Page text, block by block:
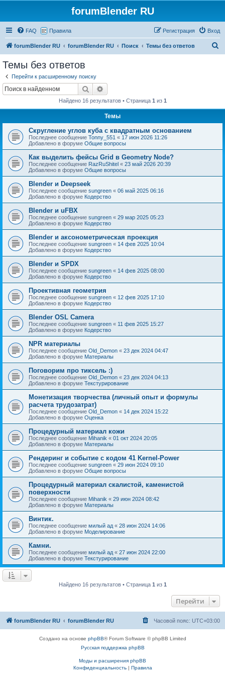
forumBlender RU
FAQ Правила Вход
Регистрация
forumBlender RU forumBlender RU Поиск Темы без ответов
Темы без ответов
Перейти к расширенному поиску
Поиск
Найдено 16 результатов • Страница 1 из 1
Темы
Скругление углов куба с квадратным основанием
Последнее сообщение Tonny_551 « 17 июн 2026 11:26
Добавлено в форуме Общие вопросы
Как выделить фейсы Grid в Geometry Node?
Последнее сообщение RazRuShitel « 23 май 2026 20:39
Добавлено в форуме Общие вопросы
Blender и Deepseek
Последнее сообщение sungreen « 06 май 2025 06:16
Добавлено в форуме Кодерство
Blender и uFBX
Последнее сообщение sungreen « 29 мар 2025 05:23
Добавлено в форуме Кодерство
Blender и аксонометрическая проекция
Последнее сообщение sungreen « 14 фев 2025 10:04
Добавлено в форуме Кодерство
Blender и SPDX
Последнее сообщение sungreen « 14 фев 2025 08:00
Добавлено в форуме Кодерство
Проективная геометрия
Последнее сообщение sungreen « 12 фев 2025 17:10
Добавлено в форуме Кодерство
Blender OSL Camera
Последнее сообщение sungreen « 11 фев 2025 15:27
Добавлено в форуме Кодерство
NPR материалы
Последнее сообщение Old_Demon « 23 дек 2024 04:47
Добавлено в форуме Материалы
Поговорим про тиксель :)
Последнее сообщение Old_Demon « 23 дек 2024 04:13
Добавлено в форуме Текстурирование
Монетизация творчества (личный опыт и формулы
расчета трудозатрат)
Последнее сообщение Old_Demon « 14 дек 2024 15:22
Добавлено в форуме Оценка
Процедурный материал кожи
Последнее сообщение Mihanik « 01 окт 2024 20:05
Добавлено в форуме Материалы
Рендеринг и событие с кодом 41 Kernel-Power
Последнее сообщение sungreen « 29 июн 2024 09:10
Добавлено в форуме Общие вопросы
Процедурный материал скалистой, каменистой
поверхности
Последнее сообщение Mihanik « 29 июн 2024 08:42
Добавлено в форуме Материалы
Винтик.
Последнее сообщение милый ад « 28 июн 2024 14:06
Добавлено в форуме Моделирование
Камни.
Последнее сообщение милый ад « 27 июн 2024 22:00
Добавлено в форуме Текстурирование
Найдено 16 результатов • Страница 1 из 1
Перейти
forumBlender RU forumBlender RU Часовой пояс: UTC+03:00
Создано на основе phpBB® Forum Software © phpBB Limited
Русская поддержка phpBB
Моды и расширения phpBB
Конфиденциальность| Правила